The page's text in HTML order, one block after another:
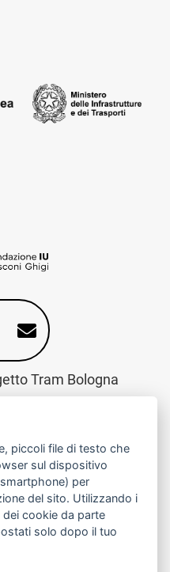
Tram Bologna
interattiva
center
nei giorni festivi
36 063
piccoli file di testo che
sul dispositivo
per
del sito. Utilizzando i
cookie da parte
solo dopo il tuo